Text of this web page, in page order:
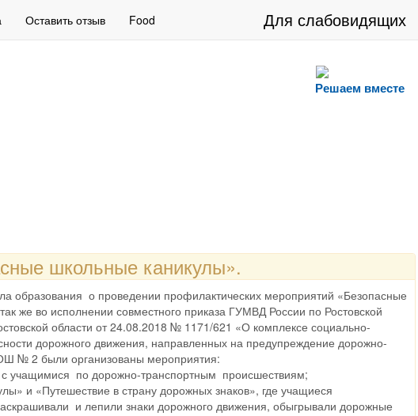
Для слабовидящих
Оставить отзыв Food
Решаем вместе
школьные каникулы».
образования о проведении профилактических мероприятий «Безопасные
же во исполнении совместного приказа ГУМВД России по Ростовской
области от 24.08.2018 № 1171/621 «О комплексе социально-
дорожного движения, направленных на предупреждение дорожно-
№ 2 были организованы мероприятия:
учащимися по дорожно-транспортным происшествиям;
и «Путешествие в страну дорожных знаков», где учащиеся
и лепили знаки дорожного движения, обыгрывали дорожные